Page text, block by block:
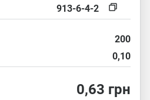
913-6-4-2
200
0,10
0,63 грн